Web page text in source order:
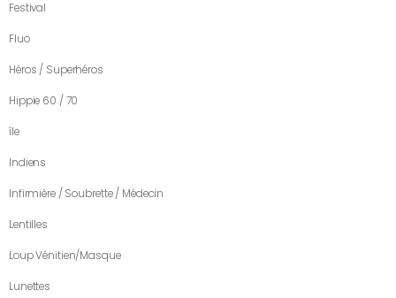
Festival
Fluo
Héros / Superhéros
Hippie 60 / 70
île
Indiens
Infirmière / Soubrette / Médecin
Lentilles
Loup Vénitien/Masque
Lunettes